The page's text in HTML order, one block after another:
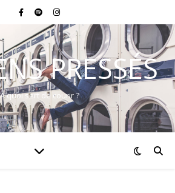
PRESSÉS
A quoi sert de courir ?